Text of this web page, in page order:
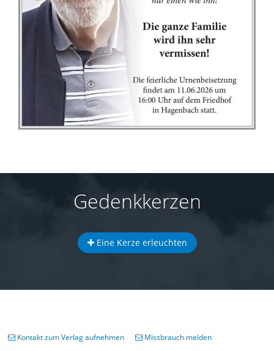
Gedenkkerzen
Eine Kerze erleuchten
Kontakt zum Verlag aufnehmen Missbrauch melden